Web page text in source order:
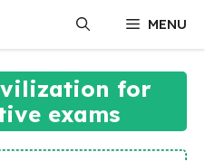
MENU
for
exams